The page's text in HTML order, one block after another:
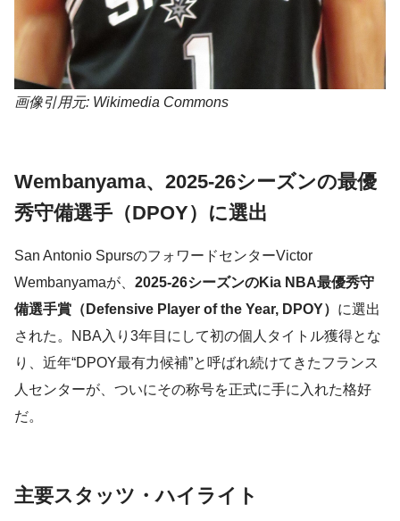
画像引用元: Wikimedia Commons
Wembanyama、2025-26シーズンの最優
秀守備選手（DPOY）に選出
San Antonio SpursのフォワードセンターVictor
Wembanyamaが、 2025-26シーズンのKia NBA最優秀守
備選手賞（Defensive Player of the Year, DPOY） に選出
された。NBA入り3年目にして初の個人タイトル獲得とな
り、近年“DPOY最有力候補”と呼ばれ続けてきたフランス
人センターが、ついにその称号を正式に手に入れた格好
だ。
主要スタッツ・ハイライト